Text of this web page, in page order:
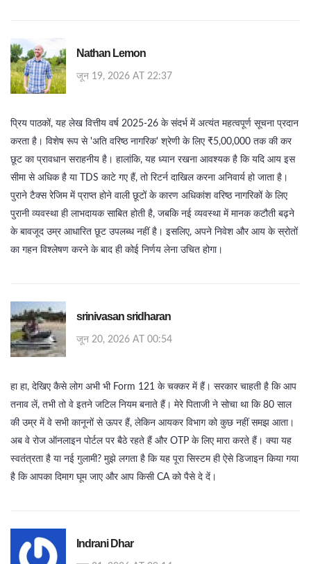
Nathan Lemon
जून 19, 2026 AT 22:37
प्रिय पाठकों, यह लेख वित्तीय वर्ष 2025-26 के संदर्भ में अत्यंत महत्वपूर्ण सूचना प्रदान
करता है। विशेष रूप से 'अति वरिष्ठ नागरिक' श्रेणी के लिए ₹5,00,000 तक की कर
छूट का प्रावधान सराहनीय है। हालांकि, यह ध्यान रखना आवश्यक है कि यदि आय इस
सीमा से अधिक है या TDS काटे गए हैं, तो रिटर्न दाखिल करना अनिवार्य हो जाता है।
पुराने टैक्स रेजिम में प्राप्त होने वाली छूटों के कारण अधिकांश वरिष्ठ नागरिकों के लिए
पुरानी व्यवस्था ही लाभदायक साबित होती है, जबकि नई व्यवस्था में मानक कटौती बढ़ने
के बावजूद उम्र आधारित छूट उपलब्ध नहीं है। इसलिए, अपने निवेश और आय के स्रोतों
का गहन विश्लेषण करने के बाद ही कोई निर्णय लेना उचित होगा।
srinivasan sridharan
जून 20, 2026 AT 00:54
हा हा, देखिए कैसे लोग अभी भी Form 121 के चक्कर में हैं। सरकार चाहती है कि आप
तनाव लें, तभी तो वे इतने जटिल नियम बनाते हैं। मेरे पिताजी ने सोचा था कि 80 साल
की उम्र में वे सभी कानूनों से ऊपर हैं, लेकिन आयकर विभाग को कुछ नहीं समझ आता।
अब वे रोज ऑनलाइन पोर्टल पर बैठे रहते हैं और OTP के लिए मारा करते हैं। क्या यह
स्वतंत्रता है या नई गुलामी? मुझे लगता है कि यह पूरा सिस्टम ही ऐसे डिजाइन किया गया
है कि आपका दिमाग घूम जाए और आप किसी CA को पैसे दे दें।
Indrani Dhar